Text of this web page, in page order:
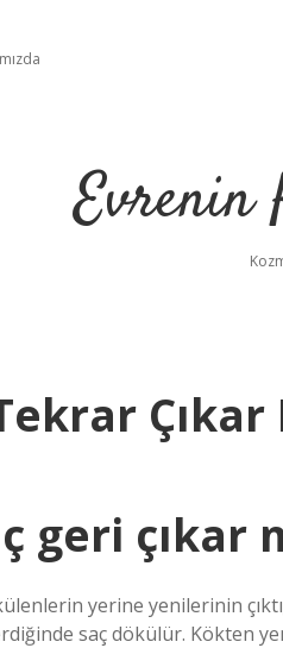
Evrenin
Çıkar
geri çıkar
yerine yenilerinin
saç dökülür. Kökten